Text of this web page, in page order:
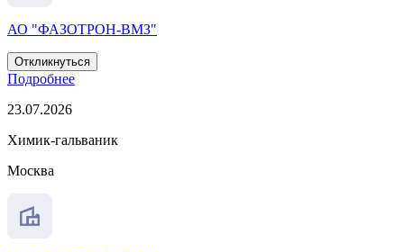
АО "ФАЗОТРОН-ВМЗ"
Откликнуться
Подробнее
23.07.2026
Химик-гальваник
Москва